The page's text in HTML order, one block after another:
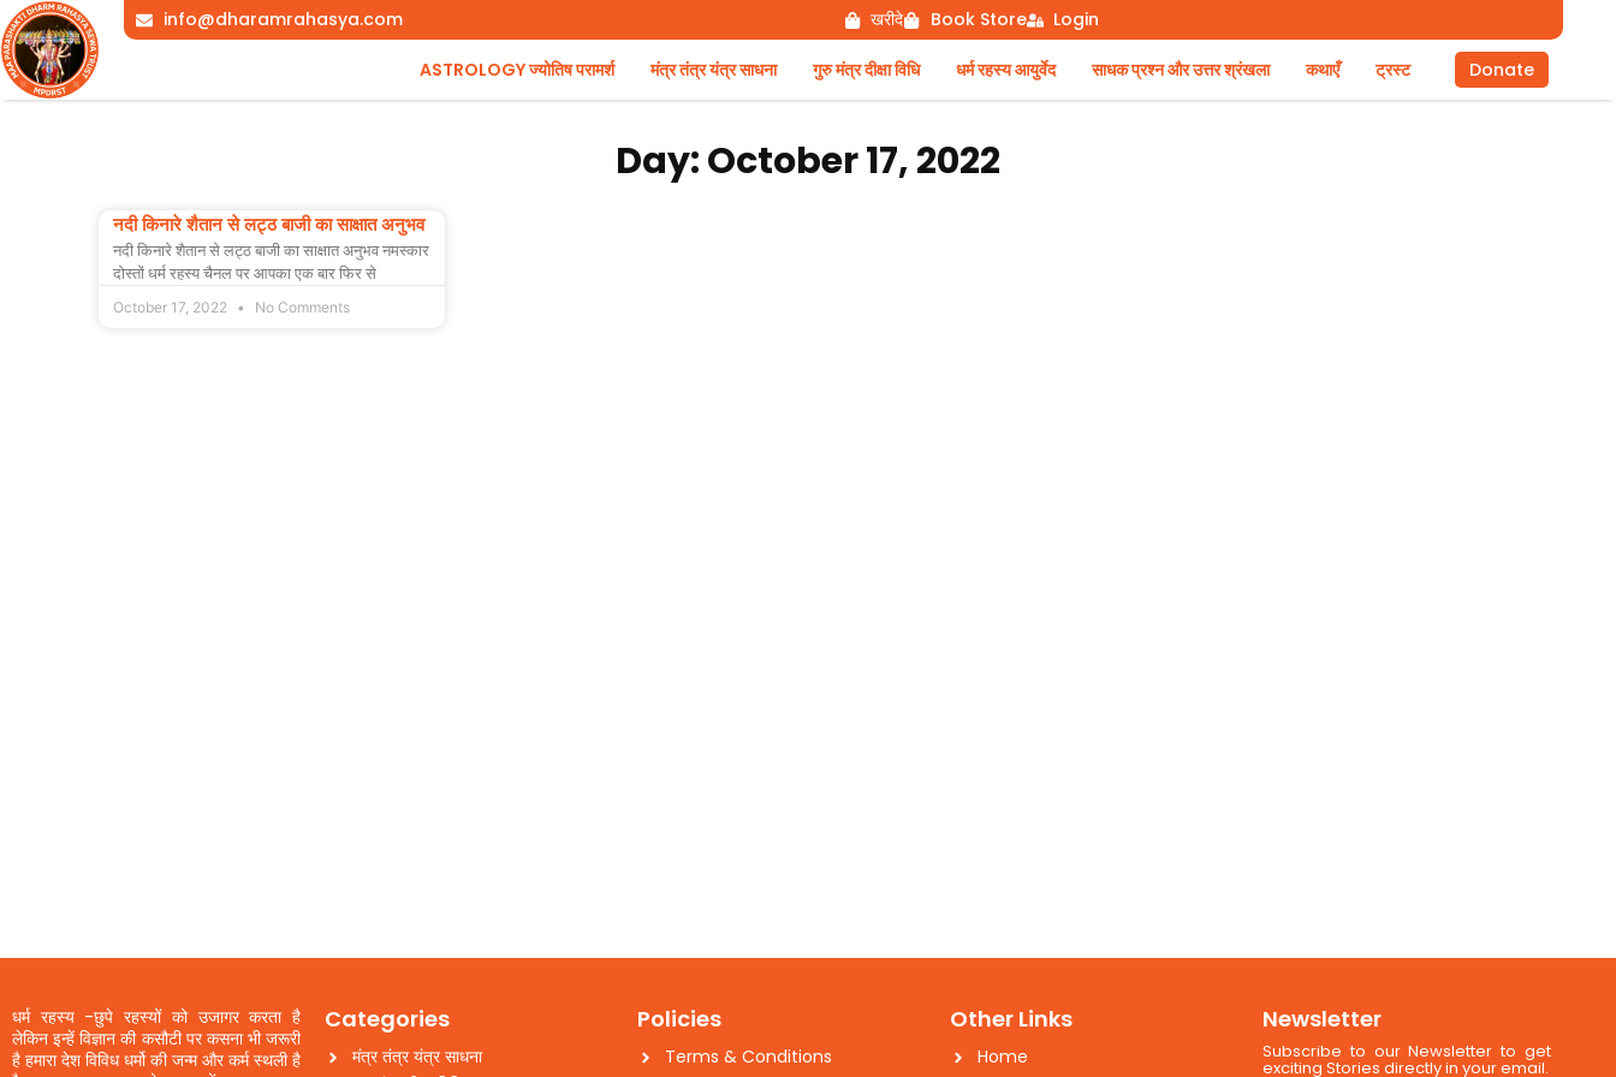
Skip
to
content
info@dharamrahasya.com खरीदे Book Store Login
ASTROLOGY ज्योतिष परामर्श मंत्र तंत्र यंत्र साधना गुरु मंत्र दीक्षा विधि धर्म रहस्य आयुर्वेद साधक प्रश्न और उत्तर श्रंखला कथाएँ ट्रस्ट Donate
Day: October 17, 2022
नदी किनारे शैतान से लट्ठ बाजी का साक्षात अनुभव
नदी किनारे शैतान से लट्ठ बाजी का साक्षात अनुभव नमस्कार
दोस्तों धर्म रहस्य चैनल पर आपका एक बार फिर से
October 17, 2022 No Comments
धर्म रहस्य -छुपे रहस्यों को उजागर करता है
लेकिन इन्हें विज्ञान की कसौटी पर कसना भी जरूरी
है हमारा देश विविध धर्मो की जन्म और कर्म स्थली है
Categories
मंत्र तंत्र यंत्र साधना
Policies
Terms & Conditions
Other Links
Home
Newsletter
Subscribe to our Newsletter to get
exciting Stories directly in your email.